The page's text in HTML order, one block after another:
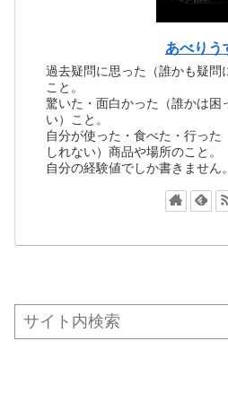
あべりう
過去疑問に思った（誰かも疑問
こと。
驚いた・面白かった（誰かは困
い）こと。
自分が使った・食べた・行った
しれない）商品や場所のこと。
自分の経験値でしか書きません。